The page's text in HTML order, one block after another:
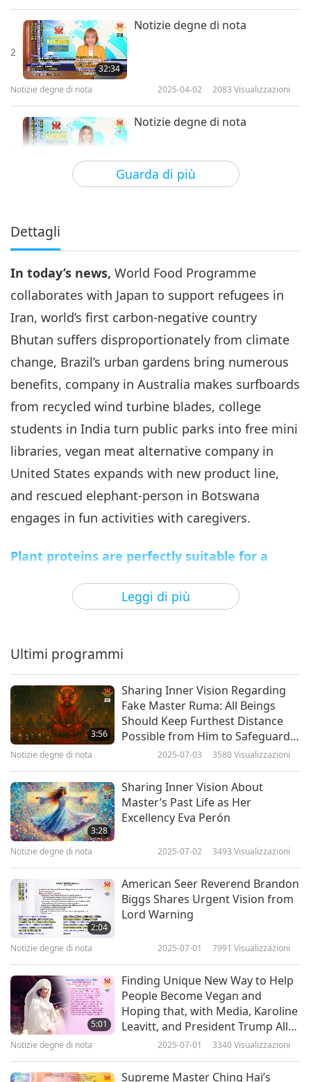
Guarda di più
2
32:34
Notizie degne di nota
Notizie degne di nota 2025-04-02 2083 Visualizzazioni
34:50
Notizie degne di nota
Notizie degne di nota 2025-04-03 2008Visualizzazioni
4
Notizie degne di nota 2037
5
31:51
Notizie degne di nota
Notizie degne di nota 2025-04-05 2002 Visualizzazioni
34:36
Notizie degne di nota
Notizie degne di nota 2025-04-06 2039Visualizzazioni
35:10
29:33
Notizie degne di nota
9
33:45
Notizie degne di nota
10
37:31
Notizie degne di nota
11
33:25
Notizie degne di nota
12
34:59
Notizie degne di nota
Dettagli
Leggi di più
In today’s news, World Food Programme
collaborates with Japan to support refugees in
Iran, world’s first carbon-negative country
Bhutan suffers disproportionately from climate
change, Brazil’s urban gardens bring numerous
benefits, company in Australia makes surfboards
from recycled wind turbine blades, college
students in India turn public parks into free mini
libraries, vegan meat alternative company in
United States expands with new product line,
and rescued elephant-person in Botswana
engages in fun activities with caregivers.
Plant proteins are perfectly suitable for a
you can make a high protein crispy salt and
Now, it’s time to open the hilarity snack box
and savor the upcoming joke. It’s entitled
“Extra Miles.”
A skeptical buyer asked a used car dealer:
“Oh, it’s first class! We take good care of every
single customer. Just look at our service
appointment book, it’s all filled up with repair
?!
And now we have a heartline from Tuệ Nhi in
Âu Lạc, also known as Vietnam
Streaming di NOTIZIE QUOTIDIANE
Ultimi programmi
3:56
Sharing Inner Vision Regarding
Fake Master Ruma: All Beings
Should Keep Furthest Distance
Possible from Him to Safeguard
Themselves
Notizie degne di nota 2025-07-03 3580Visualizzazioni
3:28
Sharing Inner Vision About
Master’s Past Life as Her
Excellency Eva Perón
Notizie degne di nota 2025-07-02 3493 Visualizzazioni
2:04
American Seer Reverend Brandon
Biggs Shares Urgent Vision from
Lord Warning
Notizie degne di nota 2025-07-01 7991 Visualizzazioni
5:01
Finding Unique New Way to Help
People Become Vegan and
Hoping that, with Media, Karoline
Leavitt, and President Trump All
Soon Understand Primary Cause
Animal-people Meat
Notizie degne di nota 2025-07-01 3340Visualizzazioni
Supreme Master Ching Hai’s